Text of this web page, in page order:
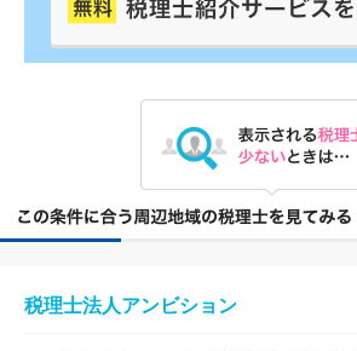
税理士法人アンビション